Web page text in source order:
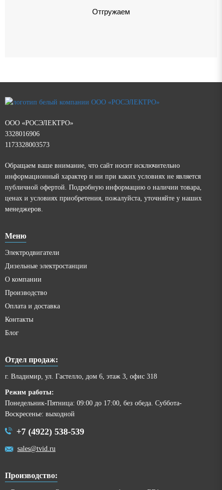
Отгружаем
ООО «РОСЭЛЕКТРО»
3328016906
1173328003573
Обращаем ваше внимание, что сайт носит исключительно
информационный характер и ни при каких условиях не является
публичной офертой. Подробную информацию о наличии товара,
ценах и условиях приобретения, пожалуйста, уточняйте у наших
менеджеров.
Меню
Электродвигатели
Дизельные электростанции
О компании
Производство
Оплата и доставка
Контакты
Блог
Отдел продаж:
г. Владимир, ул. Гастелло, дом 6, этаж 3, офис 318
Режим работы:
Понедельник-Пятница: 09:00 до 17:00, без обеда. Суббота-
Воскресенье: выходной
+7 (4922) 538-539
sales@tvid.ru
Производство: